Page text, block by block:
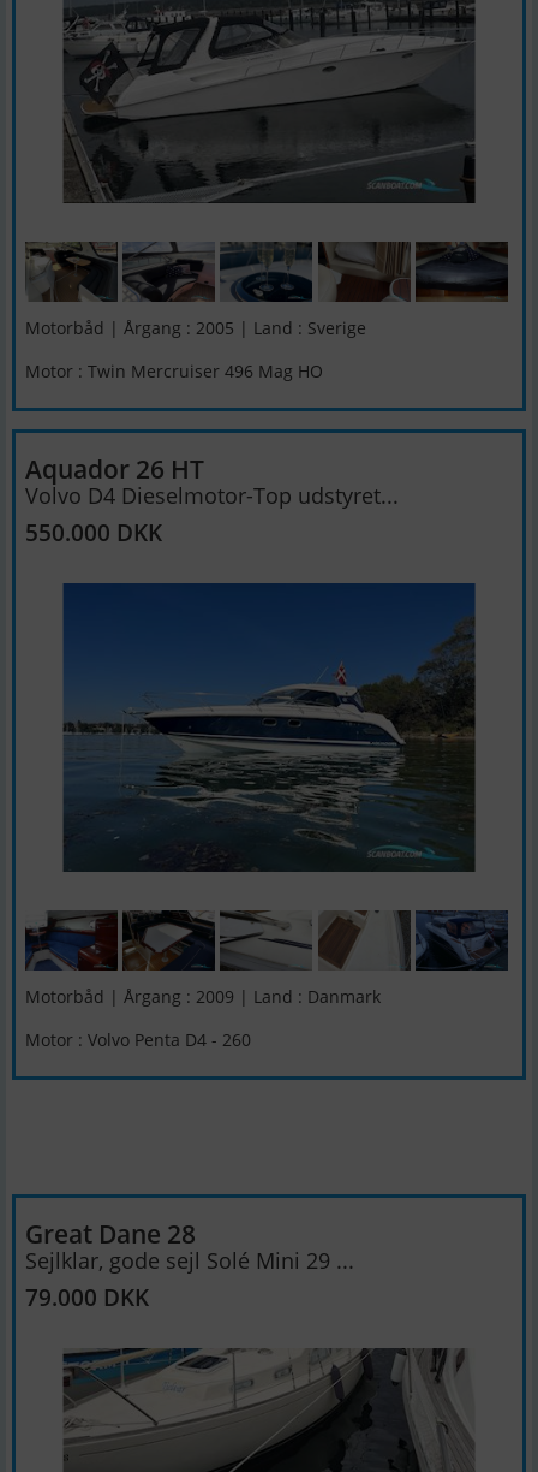
Motorbåd | Årgang : 2005 | Land : Sverige
Motor : Twin Mercruiser 496 Mag HO
Aquador 26 HT
Volvo D4 Dieselmotor-Top udstyret...
550.000 DKK
Motorbåd | Årgang : 2009 | Land : Danmark
Motor : Volvo Penta D4 - 260
Great Dane 28
Sejlklar, gode sejl Solé Mini 29 ...
79.000 DKK